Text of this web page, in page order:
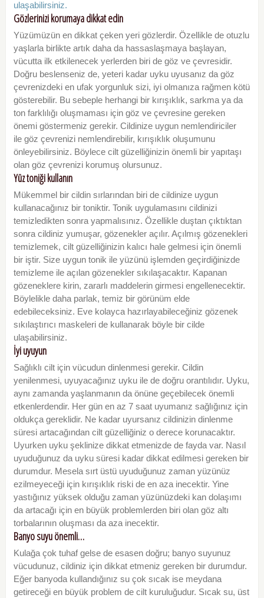
ulaşabilirsiniz.
Gözlerinizi korumaya dikkat edin
Yüzümüzün en dikkat çeken yeri gözlerdir. Özellikle de otuzlu
yaşlarla birlikte artık daha da hassaslaşmaya başlayan,
vücutta ilk etkilenecek yerlerden biri de göz ve çevresidir.
Doğru beslenseniz de, yeteri kadar uyku uyusanız da göz
çevrenizdeki en ufak yorgunluk sizi, iyi olmanıza rağmen kötü
gösterebilir. Bu sebeple herhangi bir kırışıklık, sarkma ya da
ton farklılığı oluşmaması için göz ve çevresine gereken
önemi göstermeniz gerekir. Cildinize uygun nemlendiriciler
ile göz çevrenizi nemlendirebilir, kırışıklık oluşumunu
önleyebilirsiniz. Böylece cilt güzelliğinizin önemli bir yapıtaşı
olan göz çevrenizi korumuş olursunuz.
Yüz toniği kullanın
Mükemmel bir cildin sırlarından biri de cildinize uygun
kullanacağınız bir toniktir. Tonik uygulamasını cildinizi
temizledikten sonra yapmalısınız. Özellikle duştan çıktıktan
sonra cildiniz yumuşar, gözenekler açılır. Açılmış gözenekleri
temizlemek, cilt güzelliğinizin kalıcı hale gelmesi için önemli
bir iştir. Size uygun tonik ile yüzünü işlemden geçirdiğinizde
temizleme ile açılan gözenekler sıkılaşacaktır. Kapanan
gözeneklere kirin, zararlı maddelerin girmesi engellenecektir.
Böylelikle daha parlak, temiz bir görünüm elde
edebileceksiniz. Eve kolayca hazırlayabileceğiniz gözenek
sıkılaştırıcı maskeleri de kullanarak böyle bir cilde
ulaşabilirsiniz.
İyi uyuyun
Sağlıklı cilt için vücudun dinlenmesi gerekir. Cildin
yenilenmesi, uyuyacağınız uyku ile de doğru orantılıdır. Uyku,
aynı zamanda yaşlanmanın da önüne geçebilecek önemli
etkenlerdendir. Her gün en az 7 saat uyumanız sağlığınız için
oldukça gereklidir. Ne kadar uyursanız cildinizin dinlenme
süresi artacağından cilt güzelliğiniz o derece korunacaktır.
Uyurken uyku şeklinize dikkat etmenizde de fayda var. Nasıl
uyuduğunuz da uyku süresi kadar dikkat edilmesi gereken bir
durumdur. Mesela sırt üstü uyuduğunuz zaman yüzünüz
ezilmeyeceği için kırışıklık riski de en aza inecektir. Yine
yastığınız yüksek olduğu zaman yüzünüzdeki kan dolaşımı
da artacağı için en büyük problemlerden biri olan göz altı
torbalarının oluşması da aza inecektir.
Banyo suyu önemli…
Kulağa çok tuhaf gelse de esasen doğru; banyo suyunuz
vücudunuz, cildiniz için dikkat etmeniz gereken bir durumdur.
Eğer banyoda kullandığınız su çok sıcak ise meydana
getireceği en büyük problem de cilt kuruluğudur. Sıcak su, üst